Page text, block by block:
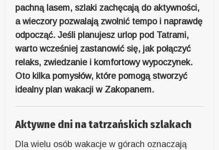
pachną lasem, szlaki zachęcają do aktywności,
a wieczory pozwalają zwolnić tempo i naprawdę
odpocząć. Jeśli planujesz urlop pod Tatrami,
warto wcześniej zastanowić się, jak połączyć
relaks, zwiedzanie i komfortowy wypoczynek.
Oto kilka pomysłów, które pomogą stworzyć
idealny plan wakacji w Zakopanem.
Aktywne dni na tatrzańskich szlakach
Dla wielu osób wakacje w górach oznaczają